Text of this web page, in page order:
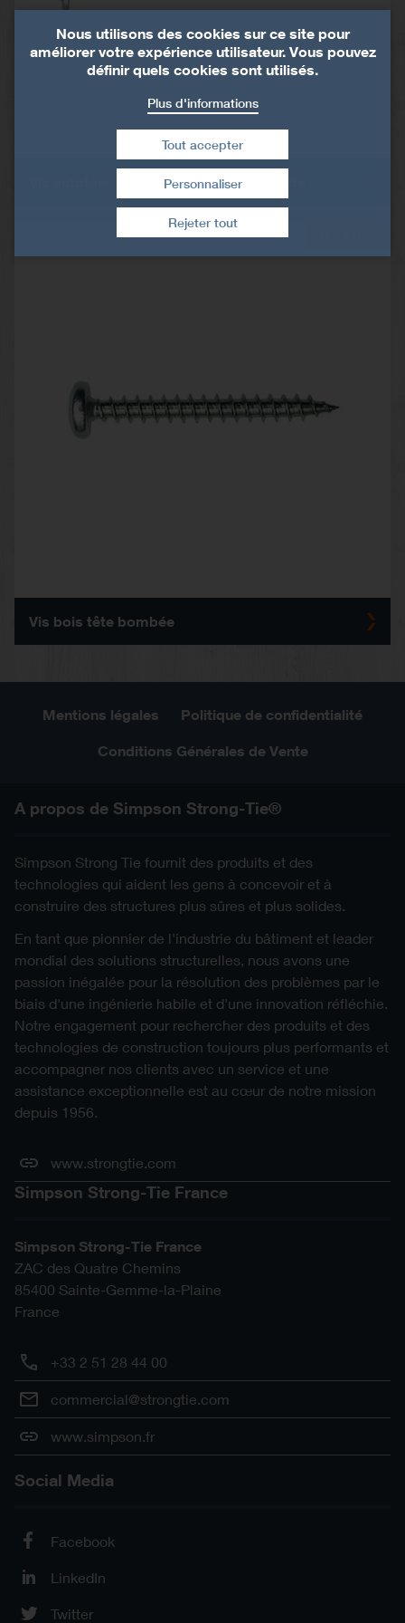
Vis autoforeuse bois sur métal tête plate
Vis bois tête bombée
Mentions légales Politique de confidentialité
Conditions Générales de Vente
A propos de Simpson Strong-Tie®
Simpson Strong Tie fournit des produits et des
technologies qui aident les gens à concevoir et à
construire des structures plus sûres et plus solides.
En tant que pionnier de l'industrie du bâtiment et leader
mondial des solutions structurelles, nous avons une
passion inégalée pour la résolution des problèmes par le
biais d'une ingénierie habile et d'une innovation réfléchie.
Notre engagement pour rechercher des produits et des
technologies de construction toujours plus performants et
accompagner nos clients avec un service et une
assistance exceptionnelle est au cœur de notre mission
depuis 1956.
www.strongtie.com
Simpson Strong-Tie France
Simpson Strong-Tie France
ZAC des Quatre Chemins
85400 Sainte-Gemme-la-Plaine
France
+33 2 51 28 44 00
commercial@strongtie.com
www.simpson.fr
Social Media
Facebook
LinkedIn
Twitter
Nous utilisons des cookies sur ce site pour
améliorer votre expérience utilisateur. Vous pouvez
définir quels cookies sont utilisés.
Plus d'informations
Rejeter tout
Tout accepter
Retirer le consentement
Personnaliser